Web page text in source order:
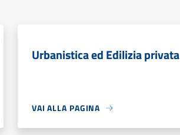
Urbanistica ed Edilizia privata
VAI ALLA PAGINA